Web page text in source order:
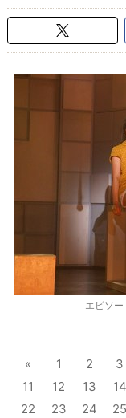
エピソー
« 1 2 3
11
12 13 14
22
23 24 25